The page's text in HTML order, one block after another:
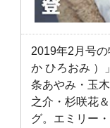
2019年2月号
か ひろおみ ）
条あやみ・玉
之介・杉咲花
グ。エミリー